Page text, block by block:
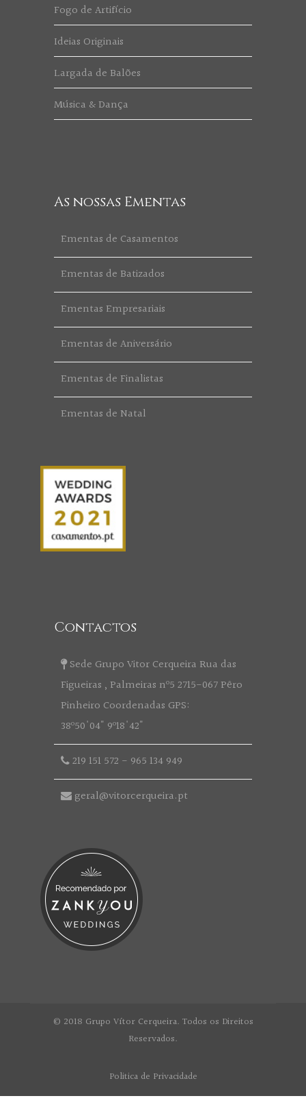
Fogo de Artifício
Ideias Originais
Largada de Balões
Música & Dança
As nossas Ementas
Ementas de Casamentos
Ementas de Batizados
Ementas Empresariais
Ementas de Aniversário
Ementas de Finalistas
Ementas de Natal
Contactos
Sede Grupo Vitor Cerqueira Rua das
Figueiras , Palmeiras nº5 2715-067 Pêro
Pinheiro Coordenadas GPS:
38º50'04" 9º18'42"
219 151 572 - 965 134 949
geral@vitorcerqueira.pt
© 2018 Grupo Vítor Cerqueira. Todos os Direitos
Reservados.
Politica de Privacidade